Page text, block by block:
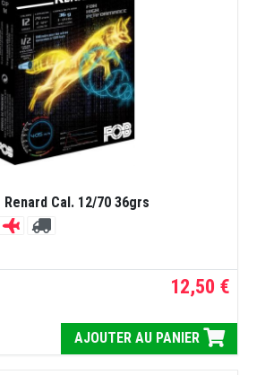
Cal. 12/70 36grs
12,50 €
AJOUTER AU PANIER